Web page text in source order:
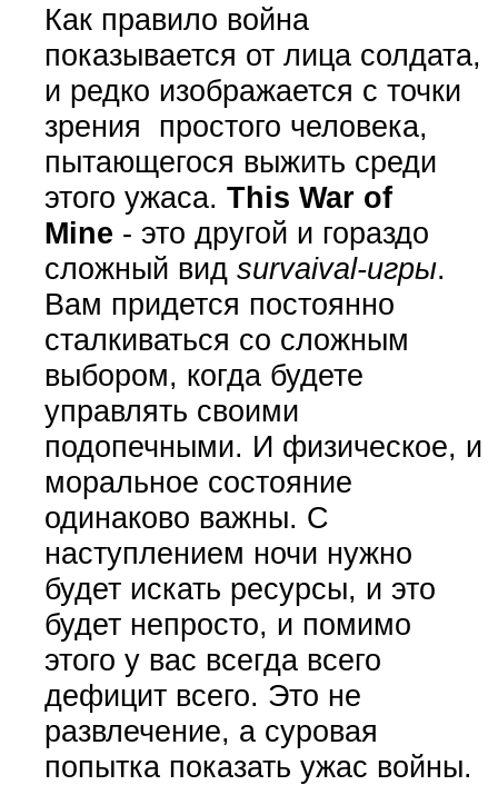
Как правило война
показывается от лица солдата,
и редко изображается с точки
зрения простого человека,
пытающегося выжить среди
этого ужаса. This War of
Mine - это другой и гораздо
сложный вид survaival-игры.
Вам придется постоянно
сталкиваться со сложным
выбором, когда будете
управлять своими
подопечными. И физическое, и
моральное состояние
одинаково важны. С
наступлением ночи нужно
будет искать ресурсы, и это
будет непросто, и помимо
этого у вас всегда всего
дефицит всего. Это не
развлечение, а суровая
попытка показать ужас войны.